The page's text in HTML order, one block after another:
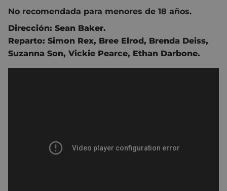
No recomendada para menores de 18 años.
Dirección: Sean Baker.
Reparto: Simon Rex, Bree Elrod, Brenda Deiss,
Suzanna Son, Vickie Pearce, Ethan Darbone.